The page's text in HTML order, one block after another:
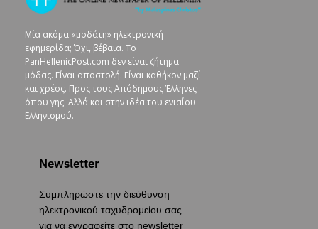
Μία ακόμα «μοδάτη» ηλεκτρονική
εφημερίδα; Όχι, βέβαια. To
PanHellenicPost.com δεν είναι ζήτημα
μόδας. Είναι αποστολή. Είναι καθήκον μαζί
και χρέος. Προς τους Απόδημους Έλληνες
όπου γης. Αλλά και στην ιδέα του ενιαίου
Ελληνισμού.
Newsletter
Συμπληρώστε την διεύθυνση
ηλεκτρονικού ταχυδρομείου σας
για να εγγραφείτε στο newsletter